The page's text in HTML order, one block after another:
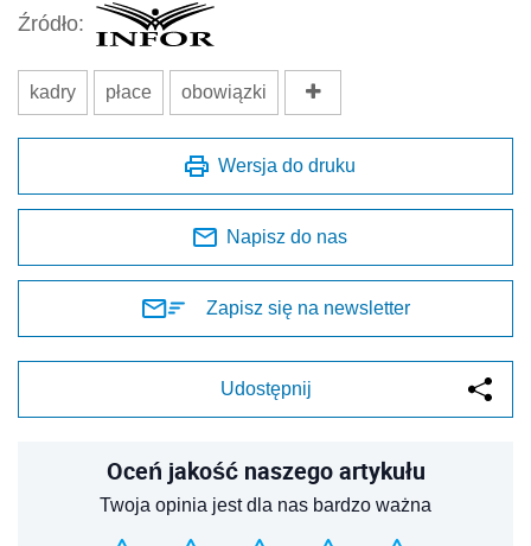
Źródło:
kadry płace obowiązki
Wersja do druku
Napisz do nas
Zapisz się na newsletter
Udostępnij
Oceń jakość naszego artykułu
Twoja opinia jest dla nas bardzo ważna